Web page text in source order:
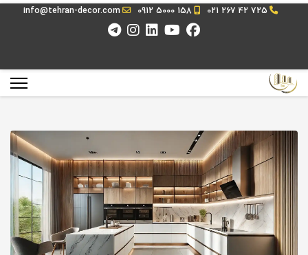
021 267 42 725
0912 5000 158
info@tehran-decor.com